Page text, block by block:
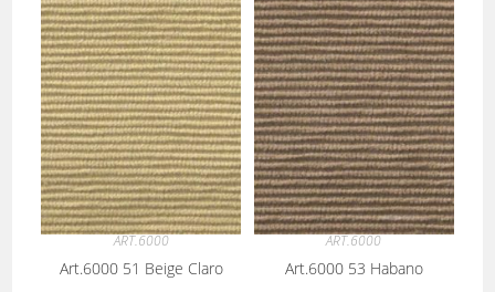
ART.6000
Art.6000 51 Beige Claro
ART.6000
Art.6000 53 Habano